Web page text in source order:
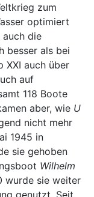
zum
optimiert
die
besser als bei
XXI auch über
auf
118 Boote
aber, wie U
nicht mehr
1945 in
sie gehoben
Wilhelm
wurde sie weiter
genutzt. Seit